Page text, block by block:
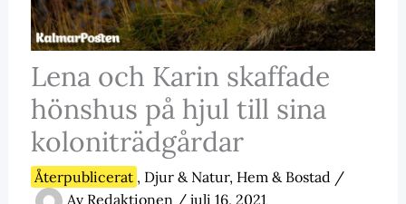
Lena och Karin skaffade
hönshus på hjul till sina
koloniträdgårdar
Återpublicerat , Djur & Natur, Hem & Bostad /
Av Redaktionen / juli 16, 2021